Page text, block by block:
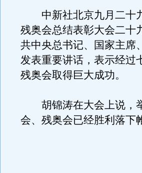
中新社北京九月二十
残奥会总结表彰大会二十
共中央总书记、国家主席
发表重要讲话，表示经过
残奥会取得巨大成功。
胡锦涛在大会上说，
会、残奥会已经胜利落下